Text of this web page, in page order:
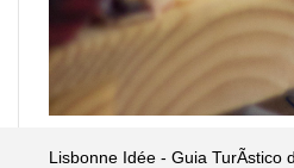
Lisbonne Idée - Guia TurÃ­stico